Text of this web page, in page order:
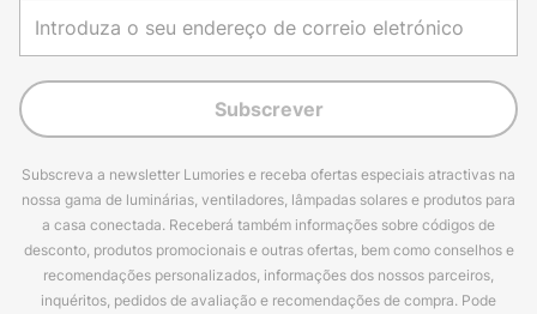
Subscrever
Subscreva a newsletter Lumories e receba ofertas especiais atractivas na
nossa gama de luminárias, ventiladores, lâmpadas solares e produtos para
a casa conectada. Receberá também informações sobre códigos de
desconto, produtos promocionais e outras ofertas, bem como conselhos e
recomendações personalizados, informações dos nossos parceiros,
inquéritos, pedidos de avaliação e recomendações de compra. Pode